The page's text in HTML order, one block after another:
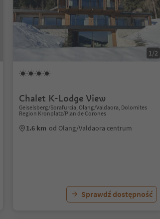
1/2
Chalet K-Lodge View
Geiselsberg/Sorafurcia, Olang/Valdaora, Dolomites
Region Kronplatz/Plan de Corones
1.6 km od Olang/Valdaora centrum
Sprawdź dostępność